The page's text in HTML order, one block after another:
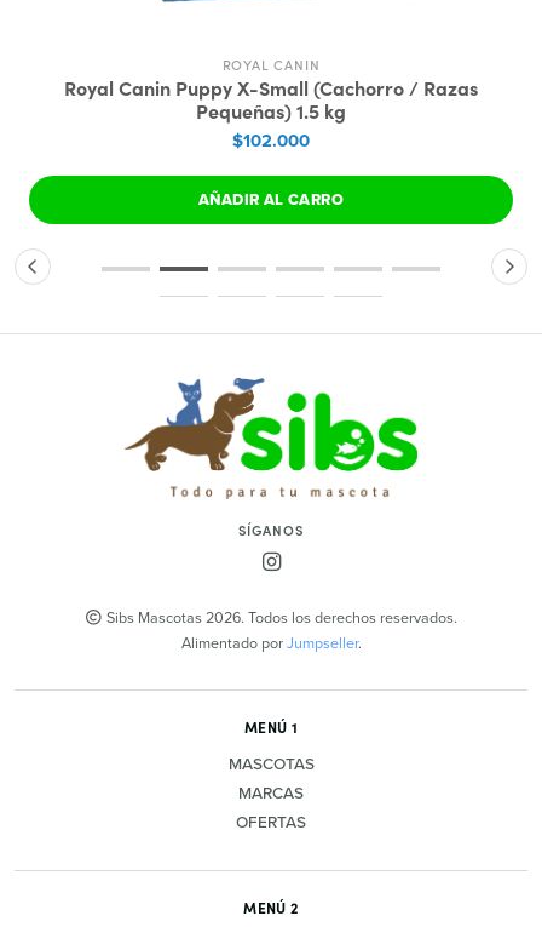
ROYAL CANIN
Royal Canin Puppy X-Small (Cachorro / Razas
Pequeñas) 1.5 kg
$102.000
AÑADIR AL CARRO
SÍGANOS
Sibs Mascotas 2026. Todos los derechos reservados.
Alimentado porJumpseller.
MENÚ 1
MASCOTAS
MARCAS
OFERTAS
MENÚ 2